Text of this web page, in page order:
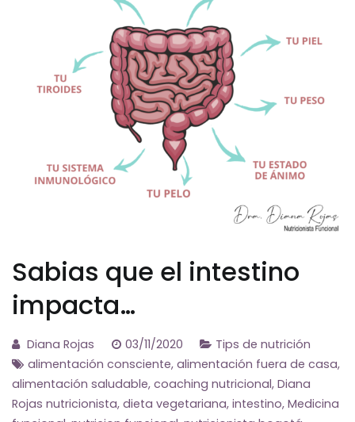
Sabias que el intestino
impacta…
Diana Rojas 03/11/2020
Tips de nutrición
alimentación consciente, alimentación fuera de casa,
alimentación saludable, coaching nutricional, Diana
Rojas nutricionista, dieta vegetariana, intestino, Medicina